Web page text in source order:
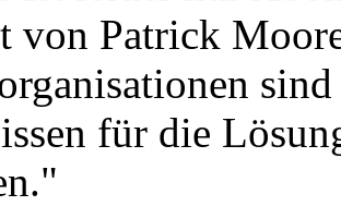
von Patrick
sind
für die